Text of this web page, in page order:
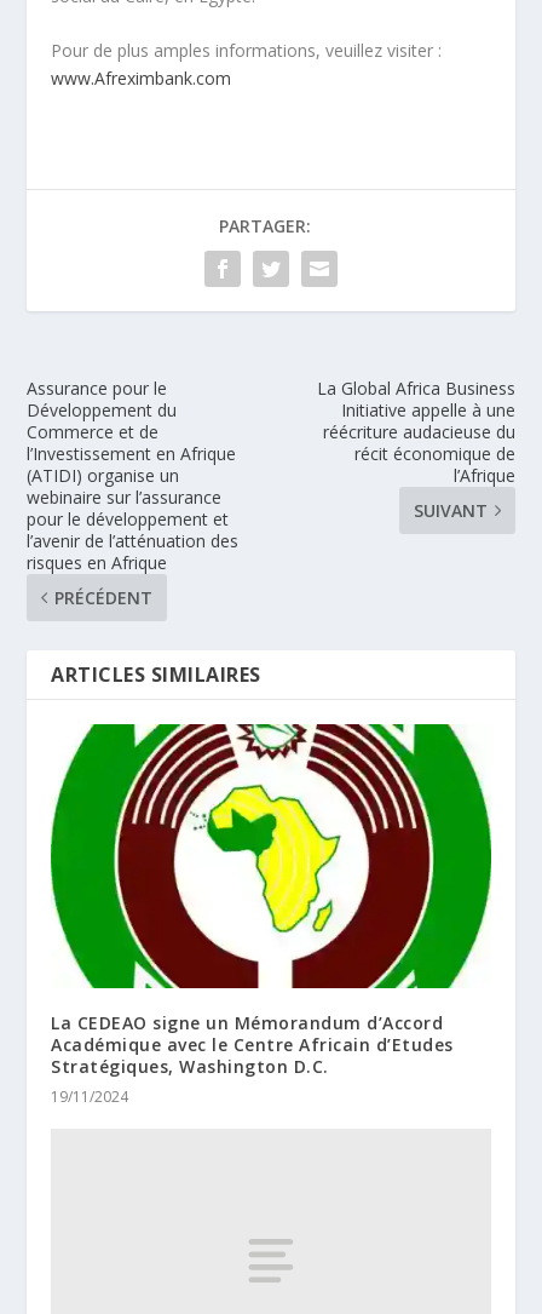
Pour de plus amples informations, veuillez visiter :
www.Afreximbank.com
PARTAGER:
Assurance pour le
Développement du
Commerce et de
l’Investissement en Afrique
(ATIDI) organise un
webinaire sur l’assurance
pour le développement et
l’avenir de l’atténuation des
risques en Afrique
PRÉCÉDENT
La Global Africa Business
Initiative appelle à une
réécriture audacieuse du
récit économique de
l’Afrique
SUIVANT
ARTICLES SIMILAIRES
La CEDEAO signe un Mémorandum d’Accord
Académique avec le Centre Africain d’Etudes
Stratégiques, Washington D.C.
19/11/2024